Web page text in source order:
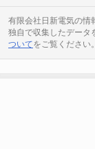
有限会社日新電気の情
独自で収集したデータ
ついてをご覧ください。